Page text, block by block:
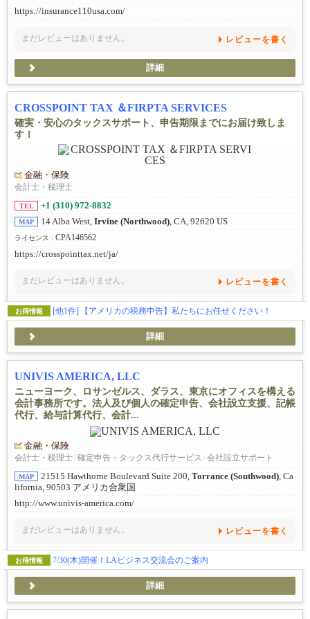
https://insurance110usa.com/
まだレビューはありません。 レビューを書く
詳細
CROSSPOINT TAX ＆FIRPTA SERVICES
確実・安心のタックスサポート、申告期限までにお届け致しま
す！
金融・保険
会計士・税理士
TEL +1 (310) 972-8832
MAP 14 Alba West, Irvine (Northwood) , CA, 92620 US
ライセンス : CPA146562
https://crosspointtax.net/ja/
まだレビューはありません。 レビューを書く
お得情報 [他1件] 【アメリカの税務申告】私たちにお任せください！
詳細
UNIVIS AMERICA, LLC
ニューヨーク、ロサンゼルス、ダラス、東京にオフィスを構える
会計事務所です。法人及び個人の確定申告、会社設立支援、記帳
代行、給与計算代行、会計...
金融・保険
会計士・税理士/確定申告・タックス代行サービス /会社設立サポート
MAP 21515 Hawthorne Boulevard Suite 200, Torrance (Southwood) , Ca
lifornia, 90503 アメリカ合衆国
http://www.univis-america.com/
まだレビューはありません。 レビューを書く
お得情報 7/30(木)開催！LAビジネス交流会のご案内
詳細